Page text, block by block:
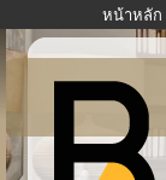
หน้าหลัก